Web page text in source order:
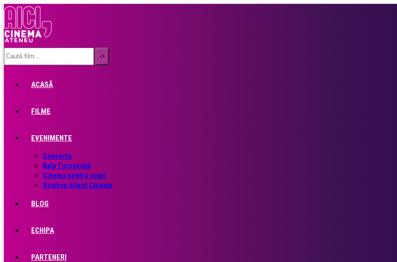
ACASĂ
FILME
EVENIMENTE
Concerte
Baia Turcească
Cinema pentru copii
Rooftop Silent Cinema
BLOG
ECHIPA
PARTENERI